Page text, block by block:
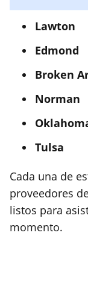
Lawton
Edmond
Broken
Norman
Tulsa
Cada una de
proveedores
listos para
momento.